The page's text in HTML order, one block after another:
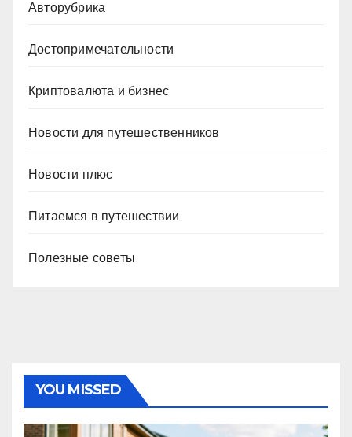
Авторубрика
Достопримечательности
Криптовалюта и бизнес
Новости для путешественников
Новости плюс
Питаемся в путешествии
Полезные советы
YOU MISSED